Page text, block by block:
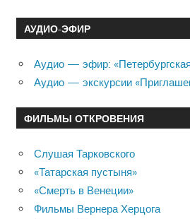
АУДИО-ЭФИР
Аудио — эфир:
Аудио — экскурсии
ФИЛЬМЫ ОТКРОВЕНИЯ
Слушая Тарковского
«Татарская пустыня»
«Смерть в Венеции»
Фильмы Вернера Херцога